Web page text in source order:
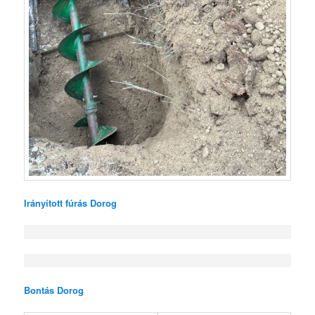
Irányított fúrás Dorog
Bontás Dorog